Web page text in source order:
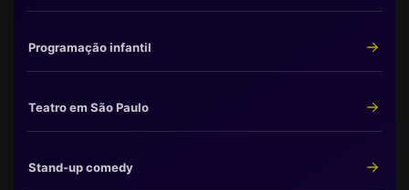
Programação infantil
Teatro em São Paulo
Stand-up comedy